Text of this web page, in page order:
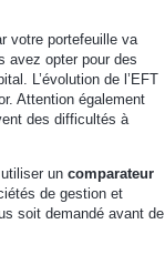
votre portefeuille va
avez opter pour des
L’évolution de l’EFT
Attention également
des difficultés à
un comparateur
de gestion et
soit demandé avant de